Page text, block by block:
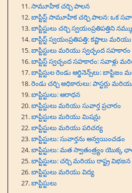
సామూహిక చర్చి పాలన
బాప్టిస్ట్ సామూహిక చర్చి పాలన: ఒక
బాప్టిస్టులు చర్చి స్వయంప్రతిపత్తిని
బాప్టిస్ట్ స్వయంప్రతిపత్తి: కష్టాలు
బాప్టిస్టులు మరియు స్వచ్ఛంద సహకారం
బాప్టిస్ట్ స్వచ్ఛంద సహకారం: సవాళ్లు
బాప్టిస్టుల రెండు ఆర్డినెన్స్‌లు:
రెండు చర్చి అధికారులు: పాస్టర్లు మరియు
బాప్టిస్టులు: ఆరాధన
బాప్టిస్టులు మరియు సువార్త ప్రచారం
బాప్టిస్టులు మరియు మిషన్లు
బాప్టిస్టులు మరియు పరిచర్య
బాప్టిస్టులు: సువార్తను అన్వయించడం
బాప్టిస్టులు: మత స్వాతంత్ర్యం యొక్క
బాప్టిస్టులు: చర్చి మరియు రాష్ట్ర విభజన
బాప్టిస్టులు మరియు విద్య
బాప్టిస్టులు